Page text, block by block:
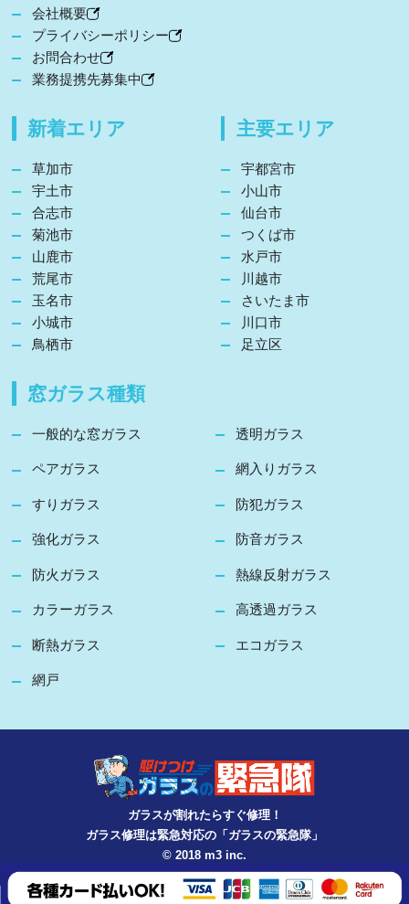
会社概要
プライバシーポリシー
お問合わせ
業務提携先募集中
新着エリア
草加市
宇土市
合志市
菊池市
山鹿市
荒尾市
玉名市
小城市
鳥栖市
主要エリア
宇都宮市
小山市
仙台市
つくば市
水戸市
川越市
さいたま市
川口市
足立区
窓ガラス種類
一般的な窓ガラス 透明ガラス
ペアガラス 網入りガラス
すりガラス 防犯ガラス
強化ガラス 防音ガラス
防火ガラス 熱線反射ガラス
カラーガラス 高透過ガラス
断熱ガラス エコガラス
網戸
ガラスが割れたらすぐ修理！
ガラス修理は緊急対応の「ガラスの緊急隊」
© 2018 m3 inc.